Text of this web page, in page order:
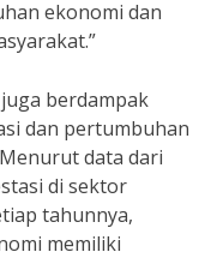
ekonomi dan
berdampak
dan pertumbuhan
data dari
di sektor
tahunnya,
memiliki